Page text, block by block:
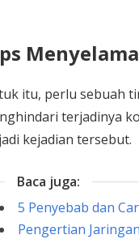
itu, perlu sebuah
terjadinya
kejadian tersebut.
Baca juga:
5 Penyebab dan
Pengertian